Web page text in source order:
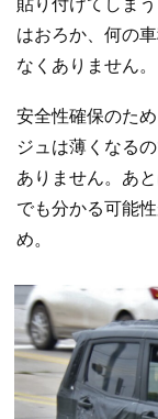
貼り付けてしま
はおろか、何の
なくありません。
安全性確保のた
ジュは薄くなる
ありません。あ
でも分かる可能
め。